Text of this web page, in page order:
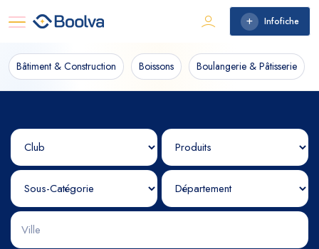
Infofiche
Bâtiment & Construction Boissons Boulangerie & Pâtisserie